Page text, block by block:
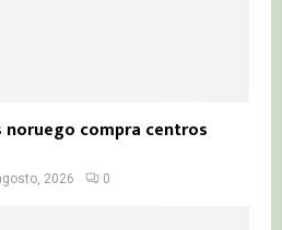
noruego compra centros
2026 0